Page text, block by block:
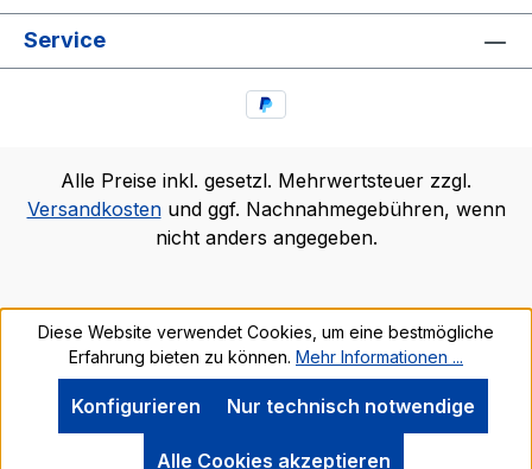
Service
Alle Preise inkl. gesetzl. Mehrwertsteuer zzgl.
Versandkostenund ggf. Nachnahmegebühren, wenn
nicht anders angegeben.
Diese Website verwendet Cookies, um eine bestmögliche
Erfahrung bieten zu können. Mehr Informationen ...
Nur technisch notwendige
Konfigurieren
Alle Cookies akzeptieren